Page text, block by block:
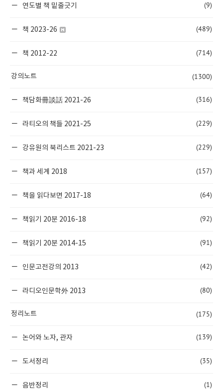
연도별 책 밑줄긋기 (9)
책 2023-26 (489)
책 2012-22 (714)
강의노트 (1300)
책담화冊談話 2021-26 (316)
라티오의 책들 2021-25 (229)
강유원의 북리스트 2021-23 (229)
책과 세계 2018 (157)
책을 읽다보면 2017-18 (64)
책읽기 20분 2016-18 (92)
책읽기 20분 2014-15 (91)
인문고전강의 2013 (42)
라디오인문학外 2013 (80)
정리노트 (175)
논어와 노자, 관자 (139)
도서정리 (35)
음반정리 (1)